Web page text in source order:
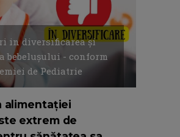
in diversificarea și
bebelușului - conform
de Pediatrie
alimentației
extrem de